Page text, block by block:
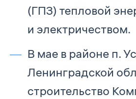
(ГПЗ) тепловой
и электричеством.
В мае в районе п.
Ленинградской
строительство